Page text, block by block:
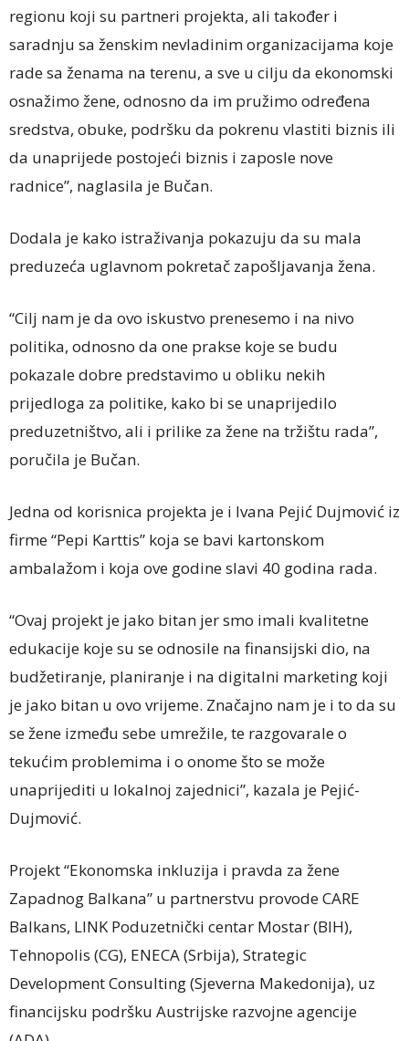
regionu koji su partneri projekta, ali također i
saradnju sa ženskim nevladinim organizacijama koje
rade sa ženama na terenu, a sve u cilju da ekonomski
osnažimo žene, odnosno da im pružimo određena
sredstva, obuke, podršku da pokrenu vlastiti biznis ili
da unaprijede postojeći biznis i zaposle nove
radnice”, naglasila je Bučan.
Dodala je kako istraživanja pokazuju da su mala
preduzeća uglavnom pokretač zapošljavanja žena.
“Cilj nam je da ovo iskustvo prenesemo i na nivo
politika, odnosno da one prakse koje se budu
pokazale dobre predstavimo u obliku nekih
prijedloga za politike, kako bi se unaprijedilo
preduzetništvo, ali i prilike za žene na tržištu rada”,
poručila je Bučan.
Jedna od korisnica projekta je i Ivana Pejić Dujmović iz
firme “Pepi Karttis” koja se bavi kartonskom
ambalažom i koja ove godine slavi 40 godina rada.
“Ovaj projekt je jako bitan jer smo imali kvalitetne
edukacije koje su se odnosile na finansijski dio, na
budžetiranje, planiranje i na digitalni marketing koji
je jako bitan u ovo vrijeme. Značajno nam je i to da su
se žene između sebe umrežile, te razgovarale o
tekućim problemima i o onome što se može
unaprijediti u lokalnoj zajednici”, kazala je Pejić-
Dujmović.
Projekt “Ekonomska inkluzija i pravda za žene
Zapadnog Balkana” u partnerstvu provode CARE
Balkans, LINK Poduzetnički centar Mostar (BIH),
Tehnopolis (CG), ENECA (Srbija), Strategic
Development Consulting (Sjeverna Makedonija), uz
financijsku podršku Austrijske razvojne agencije